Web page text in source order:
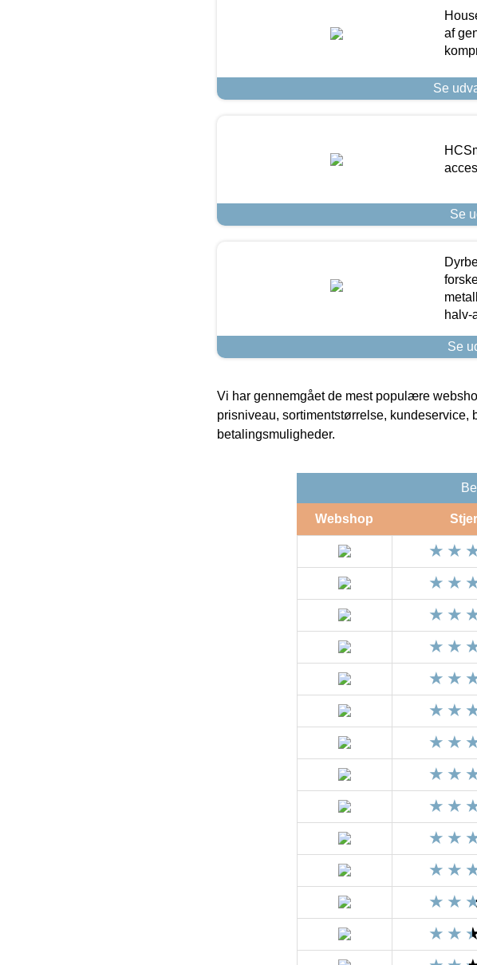
af
Se
Se
halv-
Se
Vi har gennemgået de mest populære
prisniveau, sortimentstørrelse, kundeservice,
betalingsmuligheder.
Webshop